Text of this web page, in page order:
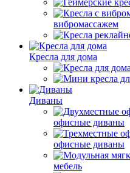
вибромассажем
Кресла для дома
Диваны
офисные диваны
офисные диваны
мебель